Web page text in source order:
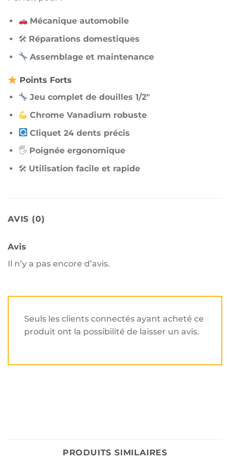
Mécanique automobile
🛠 Réparations domestiques
Assemblage et maintenance
Points Forts
Jeu complet de douilles 1/2″
Chrome Vanadium robuste
Cliquet 24 dents précis
🖐 Poignée ergonomique
🛠 Utilisation facile et rapide
AVIS (0)
Avis
Il n’y a pas encore d’avis.
Seuls les clients connectés ayant acheté ce
produit ont la possibilité de laisser un avis.
PRODUITS SIMILAIRES